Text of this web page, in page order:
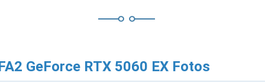
GeForce RTX 5060 EX Fotos